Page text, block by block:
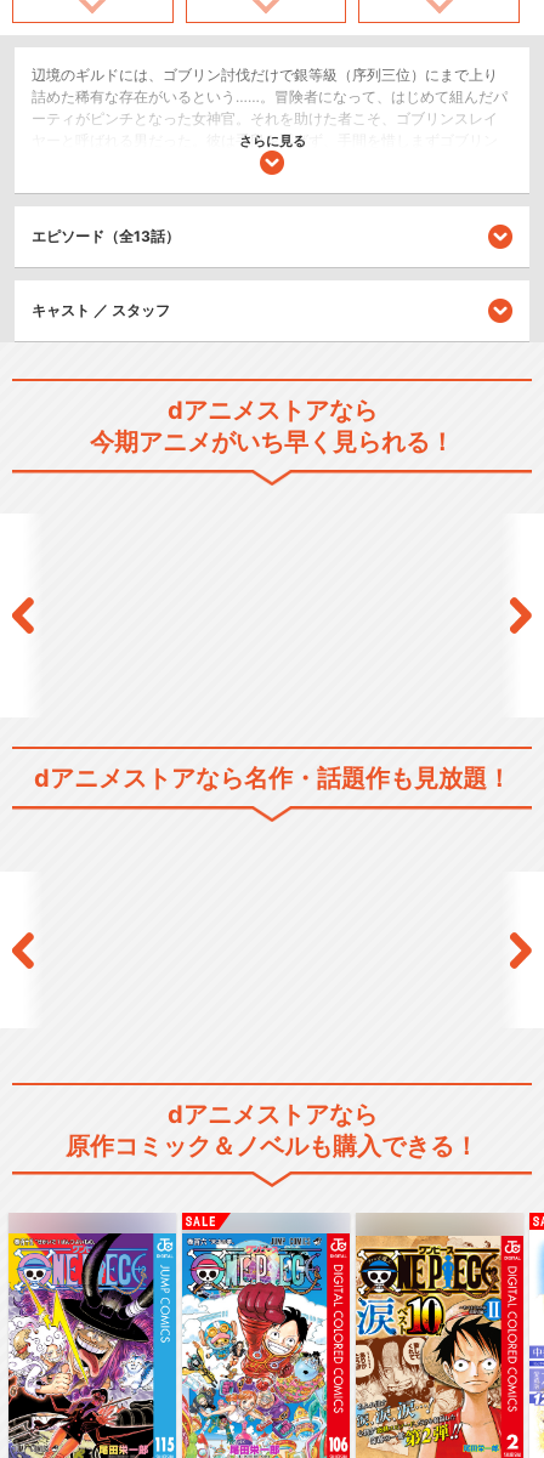
辺境のギルドには、ゴブリン討伐だけで銀等級（序列三位）にまで上り
詰めた稀有な存在がいるという……。冒険者になって、はじめて組んだパ
ーティがピンチとなった女神官。それを助けた者こそ、ゴブリンスレイ
ヤーと呼ばれる男だった。彼は手段を選ばず、手間を惜しまずゴブリン
だけを退治していく。そんな彼に振り回される女神官、感謝する受付
の少女が依頼に現れた――。
SF/ファンタジー
アクション/バトル
ゴブリンスレイヤーⅡ
さらに見る
エピソード（全13話）
キャスト ／ スタッフ
dアニメストアなら
今期アニメがいち早く見られる！
dアニメストアなら名作・話題作も見放題！
dアニメストアなら
原作コミック＆ノベルも購入できる！